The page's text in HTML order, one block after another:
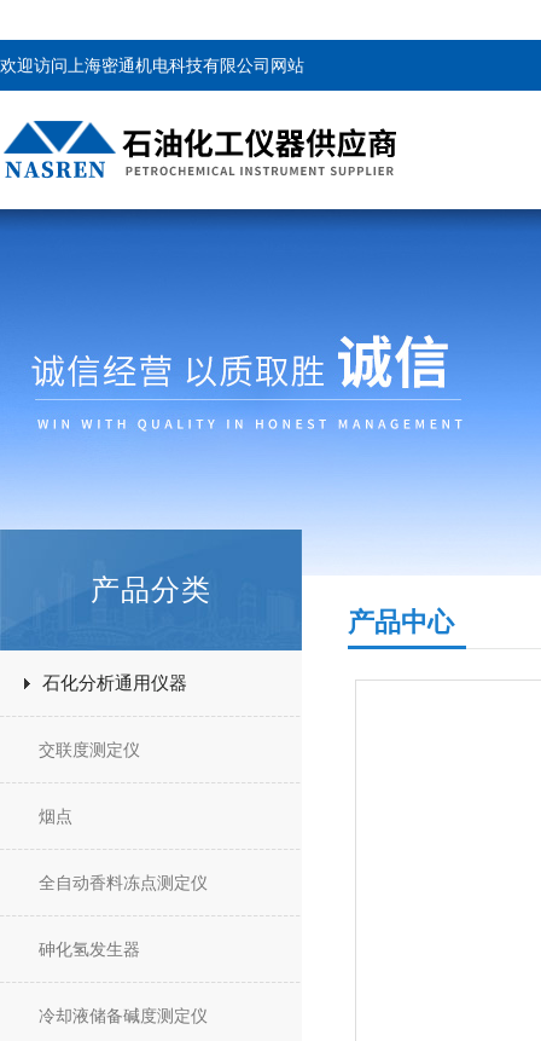
欢迎访问上海密通机电科技有限公司网站
产品分类
石化分析通用仪器
交联度测定仪
烟点
全自动香料冻点测定仪
砷化氢发生器
冷却液储备碱度测定仪
产品中心